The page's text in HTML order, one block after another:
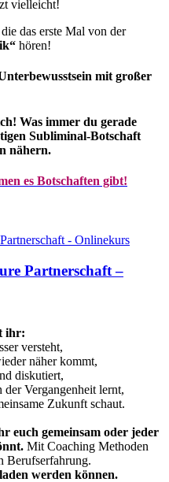
vielleicht!
das erste Mal von der
hören!
mit großer
Was immer du gerade
Subliminal-Botschaft
nähern.
es Botschaften gibt!
Partnerschaft –
ihr:
versteht,
näher kommt,
diskutiert,
Vergangenheit lernt,
Zukunft schaut.
euch gemeinsam oder jeder
Mit Coaching Methoden
Berufserfahrung.
werden können.